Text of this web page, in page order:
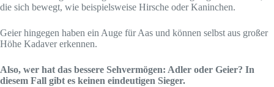
die sich bewegt, wie beispielsweise Hirsche oder Kaninchen.
Geier hingegen haben ein Auge für Aas und können selbst aus großer
Höhe Kadaver erkennen.
Also, wer hat das bessere Sehvermögen: Adler oder Geier? In
diesem Fall gibt es keinen eindeutigen Sieger.